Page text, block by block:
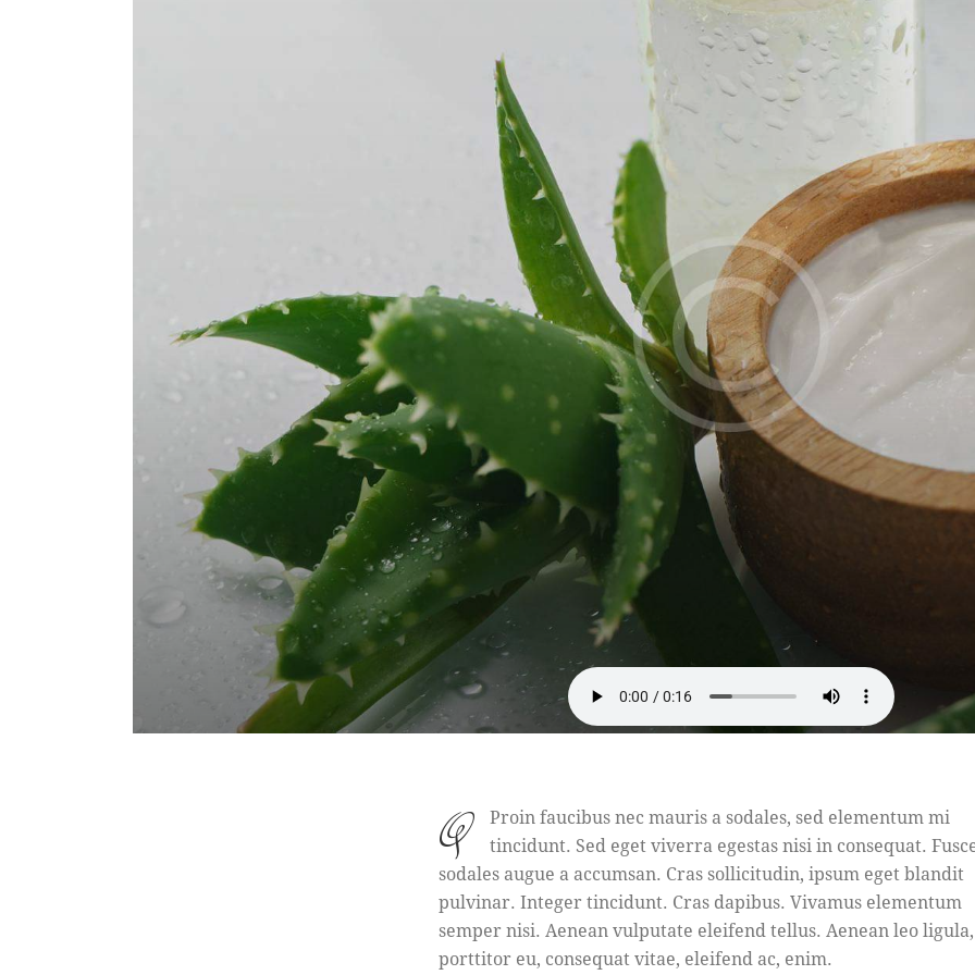
q
Proin faucibus nec mauris a sodales, sed elementum mi
tincidunt. Sed eget viverra egestas nisi in consequat.
sodales augue a accumsan. Cras sollicitudin, ipsum eget blandit
pulvinar. Integer tincidunt. Cras dapibus. Vivamus elementum
semper nisi. Aenean vulputate eleifend tellus. Aenean leo ligula,
porttitor eu, consequat vitae, eleifend ac, enim.